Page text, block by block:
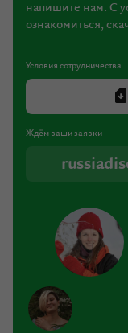
напишите нам. С
ознакомиться,
Условия сотрудничества
Ждём ваши заявки